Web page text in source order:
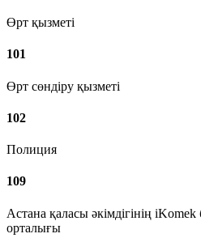
Өрт қызметі
101
Өрт сөндіру қызметі
102
Полиция
109
Астана қаласы әкімдігінің
орталығы